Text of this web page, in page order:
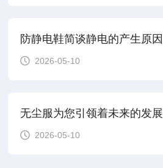
防静电鞋简谈静电的产生原因
2026-05-10
无尘服为您引领着未来的发展
2026-05-10